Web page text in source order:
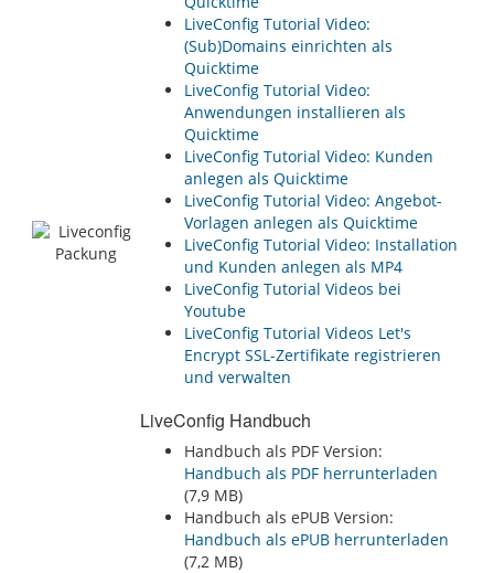
LiveConfig Tutorial Video:
(Sub)Domains einrichten als
Quicktime
LiveConfig Tutorial Video:
Anwendungen installieren als
Quicktime
LiveConfig Tutorial Video: Kunden
anlegen als Quicktime
LiveConfig Tutorial Video: Angebot-
Vorlagen anlegen als Quicktime
LiveConfig Tutorial Video: Installation
und Kunden anlegen als MP4
LiveConfig Tutorial Videos bei
Youtube
LiveConfig Tutorial Videos Let's
Encrypt SSL-Zertifikate registrieren
und verwalten
LiveConfig Handbuch
Handbuch als PDF Version:
Handbuch als PDF herrunterladen
(7,9 MB)
Handbuch als ePUB Version:
Handbuch als ePUB herrunterladen
(7,2 MB)